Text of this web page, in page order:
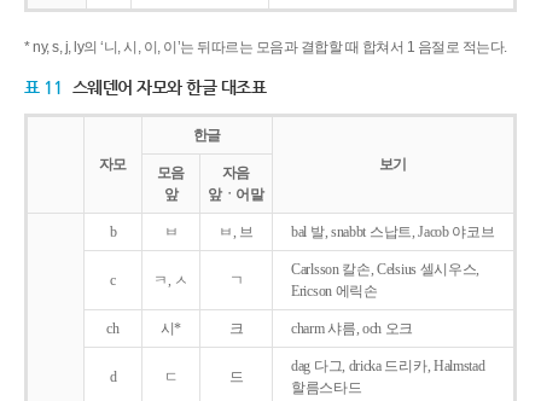
* ny, s, j, ly의 ‘니, 시, 이, 이’는 뒤따르는 모음과 결합할 때 합쳐서 1 음절로 적는다.
표 11 스웨덴어 자모와 한글 대조표
자모
한글
보기
모음
앞
자음
앞ㆍ어말
b ㅂ ㅂ, 브 bal 발, snabbt 스납트, Jacob 야코브
c ㅋ, ㅅ ㄱ
Carlsson 칼손, Celsius 셀시우스,
Ericson 에릭손
ch 시* 크 charm 샤름, och 오크
d ㄷ 드
dag 다그, dricka 드리카, Halmstad
할름스타드